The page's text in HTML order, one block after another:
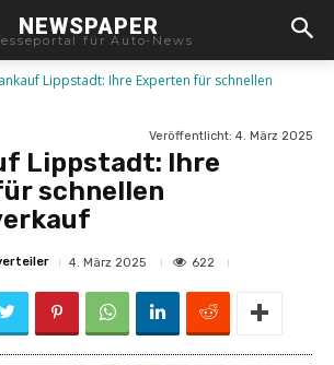
NEWSPAPER
für Auto-News
Lippstadt: Ihre Experten für schnellen
Veröffentlicht: 4. März 2025
Lippstadt: Ihre
schnellen
4. März 2025 622